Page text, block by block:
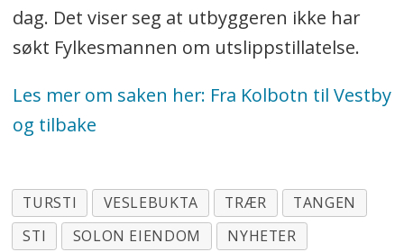
dag. Det viser seg at utbyggeren ikke har
søkt Fylkesmannen om utslippstillatelse.
Les mer om saken her: Fra Kolbotn til Vestby
og tilbake
TURSTI VESLEBUKTA TRÆR
TANGEN
STI
SOLON EIENDOM
NYHETER